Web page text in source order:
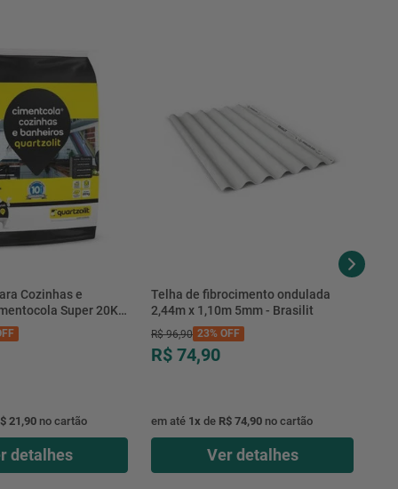
Cozinhas e
Super 20KG
- Quartzolit
21,90 no cartão
detalhes
Telha de fibrocimento ondulada
2,44m x 1,10m 5mm - Brasilit
R$ 96,90 23% OFF
R$ 74,90
em até 1x de R$ 74,90 no cartão
Ver detalhes